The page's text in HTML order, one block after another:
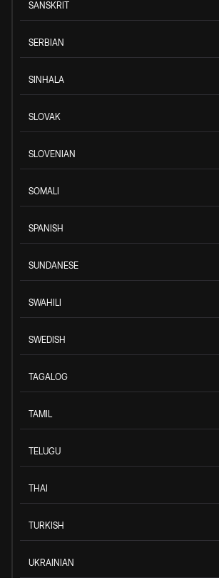
SANSKRIT
SERBIAN
SINHALA
SLOVAK
SLOVENIAN
SOMALI
SPANISH
SUNDANESE
SWAHILI
SWEDISH
TAGALOG
TAMIL
TELUGU
THAI
TURKISH
UKRAINIAN